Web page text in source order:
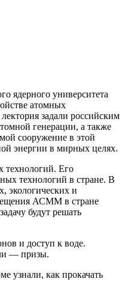
ядерного университета
атомных
задали российским
генерации, а также
сооружение в этой
энергии в мирных целях.
технологий. Его
технологий в стране. В
экологических и
АСММ в стране
будут решать
и доступ к воде.
— призы.
узнали, как прокачать